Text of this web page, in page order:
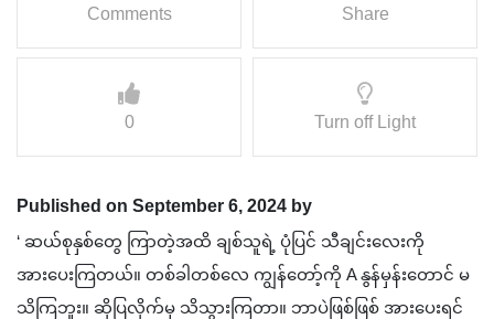
Comments Share
0 Turn off Light
Published on September 6, 2024 by
‘ ဆယ်စုနှစ်တွေ ကြာတဲ့အထိ ချစ်သူရဲ့ ပုံပြင် သီချင်းလေးကို
အားပေးကြတယ်။ တစ်ခါတစ်လေ ကျွန်တော့်ကို A နွန်မှန်းတောင် မ
သိကြဘူး။ ဆိုပြလိုက်မှ သိသွားကြတာ။ ဘာပဲဖြစ်ဖြစ် အားပေးရင်